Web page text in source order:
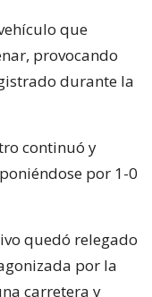
que
provocando
durante la
continuó y
por 1-0
quedó relegado
por la
carretera y